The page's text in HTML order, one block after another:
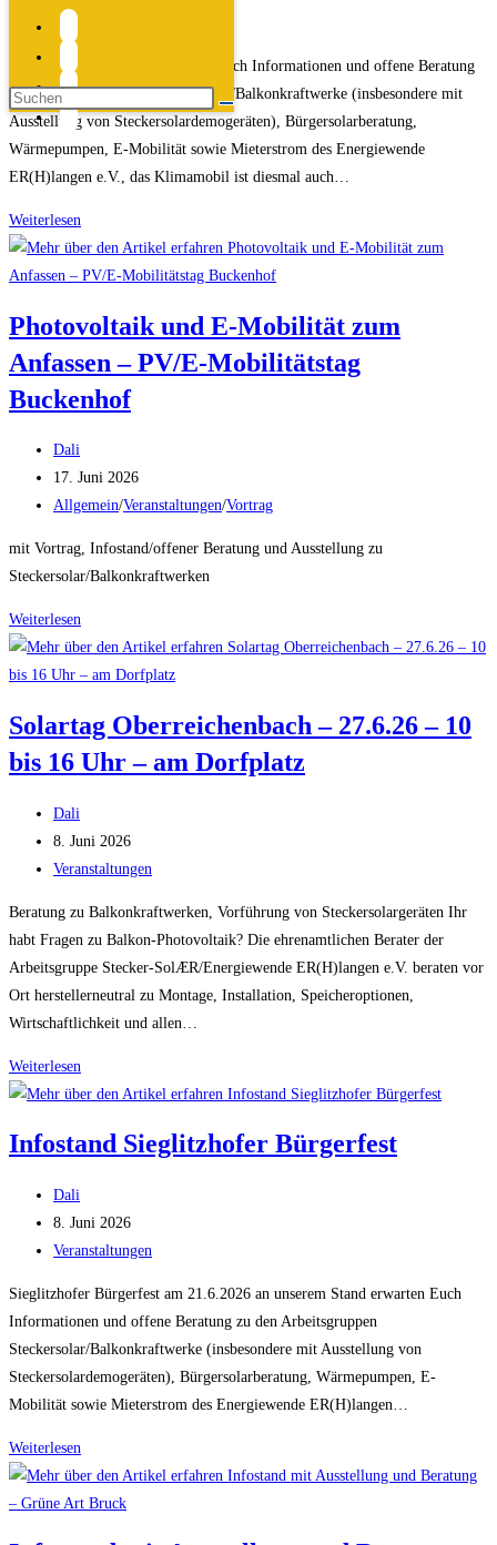
Suche
umschalten
veröffentlicht:
Beitrags-
Kategorie:
an unserem Info-Stand erwarten Euch Informationen und offene Beratung
zu den Arbeitsgruppen Steckersolar/Balkonkraftwerke (insbesondere mit
Ausstellung von Steckersolardemogeräten), Bürgersolarberatung,
Wärmepumpen, E-Mobilität sowie Mieterstrom des Energiewende
ER(H)langen e.V., das Klimamobil ist diesmal auch…
Weiterlesen
beim
Theodor-
Anlage
Stadtteilfest
„Sebaldussiedlung“
am
Photovoltaik und E-Mobilität zum
Anfassen – PV/E-Mobilitätstag
Buckenhof
Beitrags-
Autor:
Dali
Beitrag
veröffentlicht:
17. Juni 2026
Beitrags-
Allgemein/Veranstaltungen/Vortrag
mit Vortrag, Infostand/offener Beratung und Ausstellung zu
Steckersolar/Balkonkraftwerken
Weiterlesen
und
E-
zum
Anfassen
Mobilitätstag
Buckenhof
Solartag Oberreichenbach – 27.6.26 – 10
bis 16 Uhr – am Dorfplatz
Beitrags-
Autor:
Dali
Beitrag
veröffentlicht:
8. Juni 2026
Beitrags-
Veranstaltungen
Beratung zu Balkonkraftwerken, Vorführung von Steckersolargeräten Ihr
habt Fragen zu Balkon-Photovoltaik? Die ehrenamtlichen Berater der
Arbeitsgruppe Stecker-SolÆR/Energiewende ER(H)langen e.V. beraten vor
Ort herstellerneutral zu Montage, Installation, Speicheroptionen,
Wirtschaftlichkeit und allen…
Weiterlesen
Oberreichenbach
27.6.26
bis
16
Uhr
am
Dorfplatz
Infostand Sieglitzhofer Bürgerfest
Beitrags-
Autor:
Dali
Beitrag
veröffentlicht:
8. Juni 2026
Beitrags-
Veranstaltungen
Sieglitzhofer Bürgerfest am 21.6.2026 an unserem Stand erwarten Euch
Informationen und offene Beratung zu den Arbeitsgruppen
Steckersolar/Balkonkraftwerke (insbesondere mit Ausstellung von
Steckersolardemogeräten), Bürgersolarberatung, Wärmepumpen, E-
Mobilität sowie Mieterstrom des Energiewende ER(H)langen…
Weiterlesen
Sieglitzhofer
Bürgerfest